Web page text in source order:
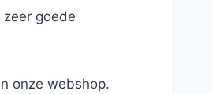
goede
onze webshop.